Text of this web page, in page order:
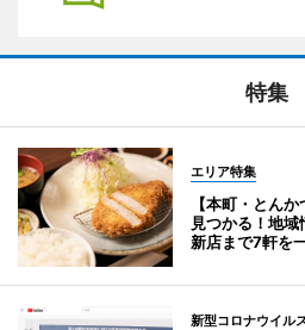
特集
エリア特集
【本町・とん
見つかる！地
新店まで7軒を
新型コロナウイル